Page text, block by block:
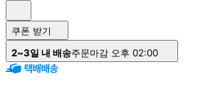
쿠폰 받기
2~3일 내 배송주문마감 오후 02:00